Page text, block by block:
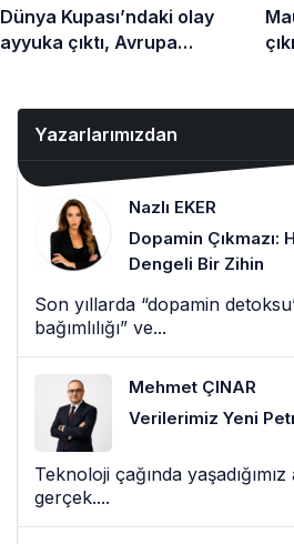
Dünya Kupası’ndaki olay
ayyuka çıktı, Avrupa
Yazarlarımızdan
Nazlı EKER
Dopamin Çıkmazı:
Dengeli Bir Zihin
Son yıllarda “dopamin
bağımlılığı” ve...
Mehmet ÇINAR
Verilerimiz Yeni
Teknoloji çağında
gerçek....